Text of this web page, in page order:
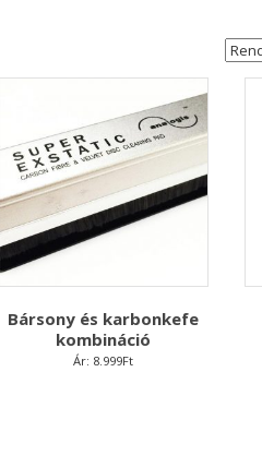
Bársony és karbonkefe
kombináció
Ár: 8.999Ft